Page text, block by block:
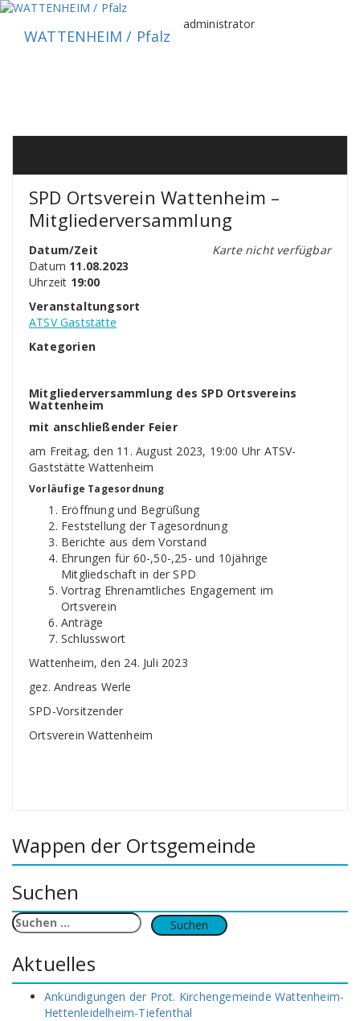
Zum
springenWATTENHEIM / Pfalz
administrator
SPD Ortsverein Wattenheim –
Mitgliederversammlung
Karte nicht verfügbar
Datum/Zeit
Datum 11.08.2023
Uhrzeit 19:00
Veranstaltungsort
ATSV Gaststätte
Kategorien
Mitgliederversammlung des SPD Ortsvereins
Wattenheim
mit anschließender Feier
am Freitag, den 11. August 2023, 19:00 Uhr ATSV-
Gaststätte Wattenheim
Vorläufige Tagesordnung
Eröffnung und Begrüßung
Feststellung der Tagesordnung
Berichte aus dem Vorstand
Ehrungen für 60-,50-,25- und 10jährige
Mitgliedschaft in der SPD
Vortrag Ehrenamtliches Engagement im
Ortsverein
Anträge
Schlusswort
Wattenheim, den 24. Juli 2023
gez. Andreas Werle
SPD-Vorsitzender
Ortsverein Wattenheim
Wappen der Ortsgemeinde
Suchen
Suchen
nach:
Aktuelles
Ankündigungen der Prot. Kirchengemeinde Wattenheim-
Hettenleidelheim-Tiefenthal